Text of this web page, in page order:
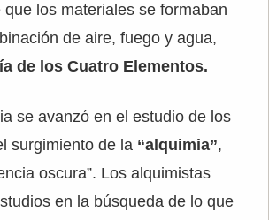
que los materiales se formaban
de aire, fuego y agua,
de los Cuatro Elementos.
se avanzó en el estudio de los
surgimiento de la “alquimia”,
oscura”. Los alquimistas
en la búsqueda de lo que